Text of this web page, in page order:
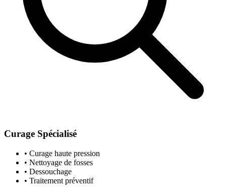
Curage Spécialisé
• Curage haute pression
• Nettoyage de fosses
• Dessouchage
• Traitement préventif